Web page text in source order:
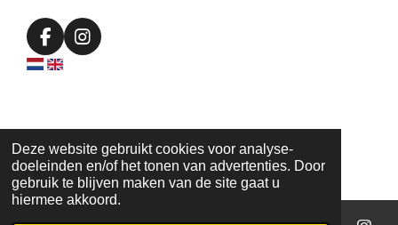
Deze website gebruikt cookies voor analyse-
doeleinden en/of het tonen van advertenties. Door
gebruik te blijven maken van de site gaat u
hiermee akkoord.
F
a
o
o
k
I
g
r
a
m